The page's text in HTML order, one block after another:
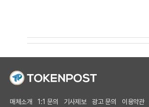
매체소개 1:1 문의 기사제보 광고 문의 이용약관